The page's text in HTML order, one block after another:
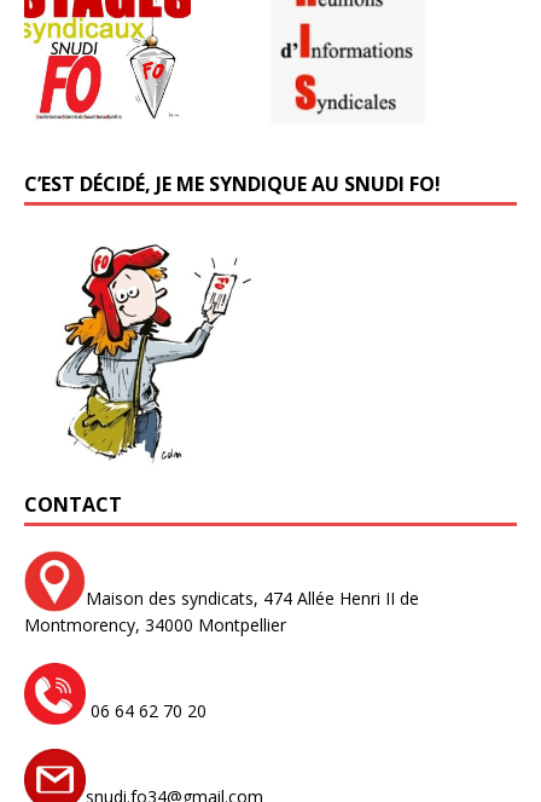
C’EST DÉCIDÉ, JE ME SYNDIQUE AU SNUDI FO!
CONTACT
Maison des syndicats, 474 Allée Henri II de
Montmorency, 34000 Montpellier
06 64 62 70 20
snudi.fo34@gmail.com